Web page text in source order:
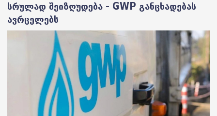
სრულად შეიზღუდება - GWP განცხადებას
ავრცელებს